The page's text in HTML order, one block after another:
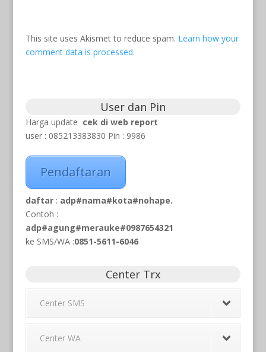
This site uses Akismet to reduce spam. Learn how your
comment data is processed.
User dan Pin
Harga update cek di web report
user : 085213383830 Pin : 9986
Pendaftaran
daftar: adp#nama#kota#nohape.
Contoh :
adp#agung#merauke#0987654321
ke SMS/WA :0851-5611-6046
Center Trx
Center SMS
Center WA